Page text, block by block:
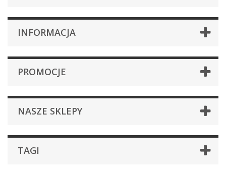
INFORMACJA
PROMOCJE
NASZE SKLEPY
TAGI